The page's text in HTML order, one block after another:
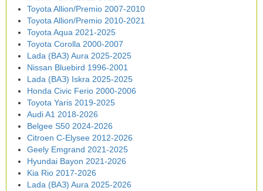
Toyota Allion/Premio 2007-2010
Toyota Allion/Premio 2010-2021
Toyota Aqua 2021-2025
Toyota Corolla 2000-2007
Lada (ВАЗ) Aura 2025-2025
Nissan Bluebird 1996-2001
Lada (ВАЗ) Iskra 2025-2025
Honda Civic Ferio 2000-2006
Toyota Yaris 2019-2025
Audi A1 2018-2026
Belgee S50 2024-2026
Citroen C-Elysee 2012-2026
Geely Emgrand 2021-2025
Hyundai Bayon 2021-2026
Kia Rio 2017-2026
Lada (ВАЗ) Aura 2025-2026